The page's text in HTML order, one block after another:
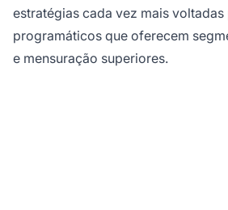
estratégias cada vez mais voltadas
programáticos que oferecem
e mensuração superiores.